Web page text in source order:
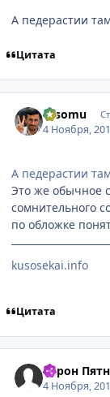
А педерастии
Цитата
Hisomu
4 Ноября,
А педерастии
Это же обычное
сомнительного
по обложке
kusosekai.info
Цитата
Барон
4 Ноября,